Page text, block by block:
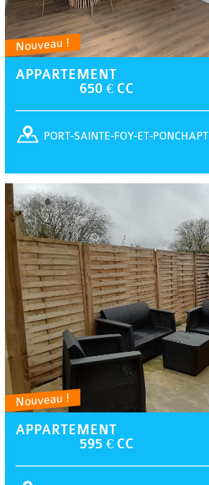
Nouveau !
APPARTEMENT
650 € CC
PORT-SAINTE-FOY-ET-PONCHAPT
Nouveau !
APPARTEMENT
595 € CC